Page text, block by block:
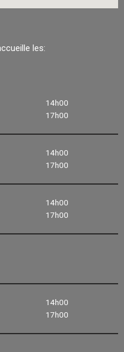
les:
14h00
17h00
14h00
17h00
14h00
17h00
14h00
17h00